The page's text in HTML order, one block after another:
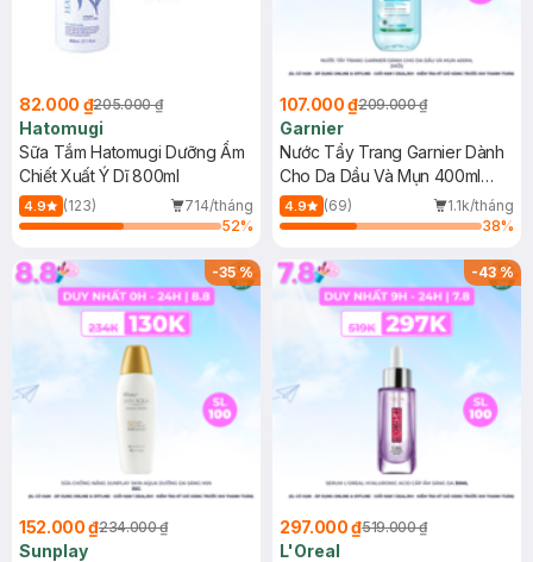
82.000 ₫205.000 ₫
Hatomugi
Sữa Tắm Hatomugi Dưỡng Ẩm
Chiết Xuất Ý Dĩ 800ml
4.9 (123)
714/tháng
52%
107.000 ₫209.000 ₫
Garnier
Nước Tẩy Trang Garnier Dành
Cho Da Dầu Và Mụn 400ml
(Mới)
4.9 (69)
1.1k/tháng
38%
-35%
152.000 ₫234.000 ₫
Sunplay
-43%
297.000 ₫519.000 ₫
L'Oreal